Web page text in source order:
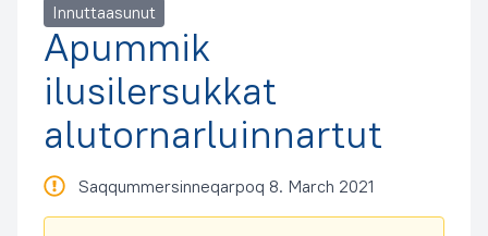
Innuttaasunut
Apummik
ilusilersukkat
alutornarluinnartut
Saqqummersinneqarpoq 8. March 2021